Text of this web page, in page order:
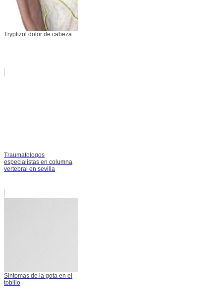
Tryptizol dolor de cabeza
Traumatologos
especialistas en columna
vertebral en sevilla
Sintomas de la gota en el
tobillo